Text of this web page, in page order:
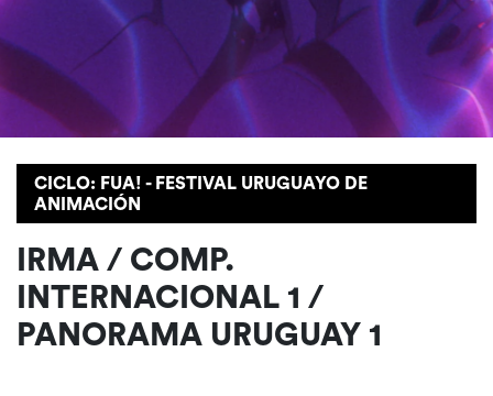
CICLO: FUA! - FESTIVAL URUGUAYO DE
ANIMACIÓN
IRMA / COMP.
INTERNACIONAL 1 /
PANORAMA URUGUAY 1